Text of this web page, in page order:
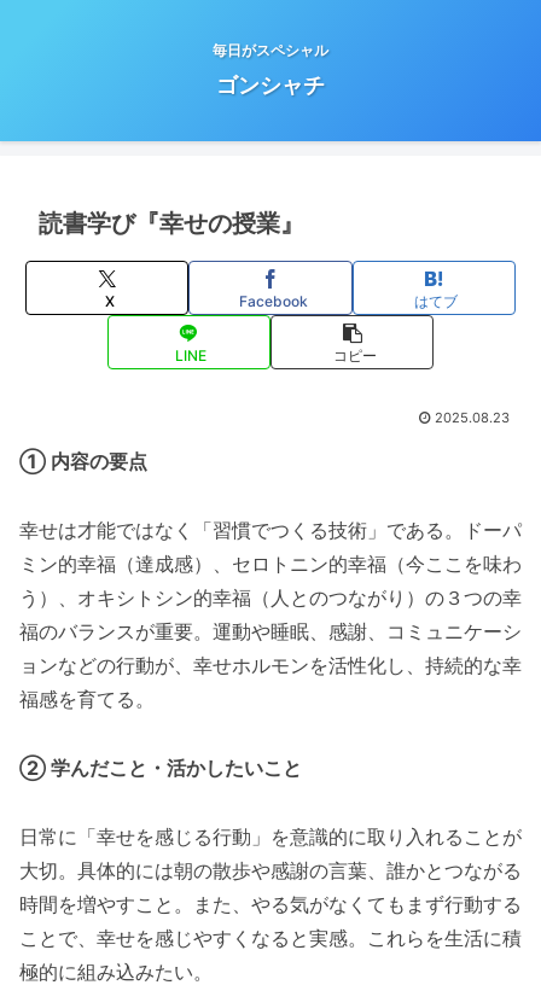
毎日がスペシャル
ゴンシャチ
読書学び『幸せの授業』
X Facebook はてブ
LINE コピー
2025.08.23
① 内容の要点
幸せは才能ではなく「習慣でつくる技術」である。ドーパ
ミン的幸福（達成感）、セロトニン的幸福（今ここを味わ
う）、オキシトシン的幸福（人とのつながり）の３つの幸
福のバランスが重要。運動や睡眠、感謝、コミュニケーシ
ョンなどの行動が、幸せホルモンを活性化し、持続的な幸
福感を育てる。
② 学んだこと・活かしたいこと
日常に「幸せを感じる行動」を意識的に取り入れることが
大切。具体的には朝の散歩や感謝の言葉、誰かとつながる
時間を増やすこと。また、やる気がなくてもまず行動する
ことで、幸せを感じやすくなると実感。これらを生活に積
極的に組み込みたい。